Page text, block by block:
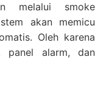
melalui smoke
akan memicu
Oleh karena
panel alarm, dan